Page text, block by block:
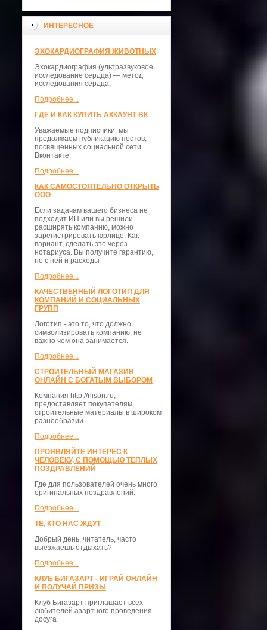
ИНТЕРЕСНОЕ
ЭХОКАРДИОГРАФИЯ ЖИВОТНЫХ
Эхокардиография (ультразвуковое
исследование сердца) — метод
исследования сердца,
Подробнее...
ГДЕ И КАК КУПИТЬ АККАУНТ ВК
Уважаемые подписчики, мы
продолжаем публикацию постов,
посвященных социальной сети
Вконтакте.
Подробнее...
КАК САМОСТОЯТЕЛЬНО ОТКРЫТЬ
ООО
Если задачам вашего бизнеса не
подходит ИП или вы решили
расширять компанию, можно
зарегистрировать юрлицо. Как
вариант, сделать это через
нотариуса. Вы получите гарантию,
но с ней и расходы
Подробнее...
КАЧЕСТВЕННЫЙ ЛОГОТИП ДЛЯ
КОМПАНИЙ И СОЦИАЛЬНЫХ
ГРУПП
Логотип - это то, что должно
символизировать компанию, не
важно чем она занимается.
Подробнее...
СТРОИТЕЛЬНЫЙ МАГАЗИН
ОНЛАЙН С БОГАТЫМ ВЫБОРОМ
Компания http://nison.ru,
предоставляет покупателям,
строительные материалы в широком
разнообразии.
Подробнее...
ПРОЯВЛЯЙТЕ ИНТЕРЕС К
ЧЕЛОВЕКУ, С ПОМОЩЬЮ ТЕПЛЫХ
ПОЗДРАВЛЕНИЙ
Где для пользователей очень много
оригинальных поздравлений.
Подробнее...
ТЕ, КТО НАС ЖДУТ
Добрый день, читатель, часто
выезжаешь отдыхать?
Подробнее...
КЛУБ БИГАЗАРТ - ИГРАЙ ОНЛАЙН
И ПОЛУЧАЙ ПРИЗЫ
Клуб Бигазарт приглашает всех
любителей азартного проведения
досуга